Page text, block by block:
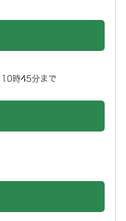
時45分まで